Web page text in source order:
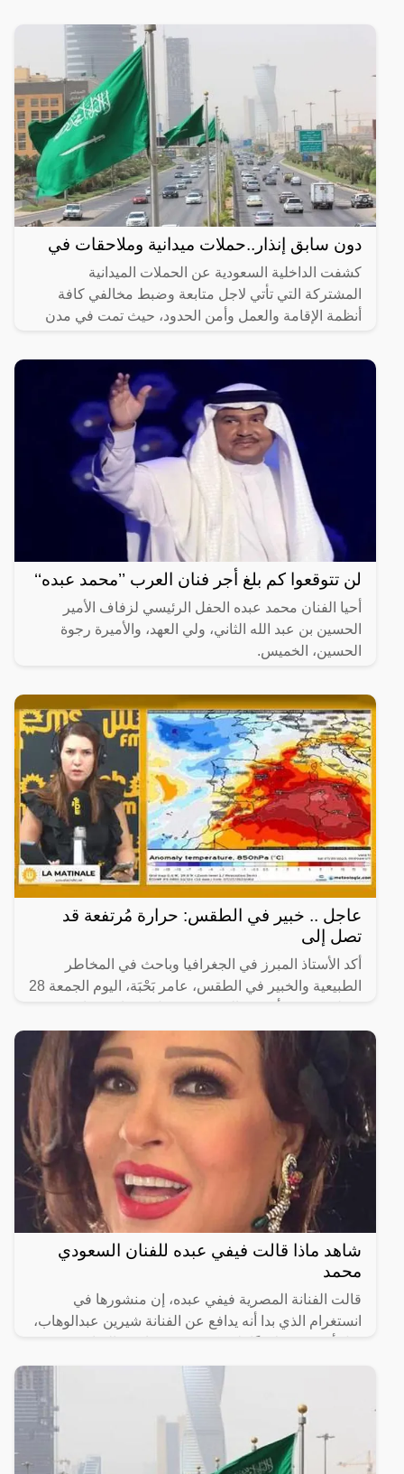
دون سابق إنذار..حملات ميدانية وملاحقات في
كشفت الداخلية السعودية عن الحملات الميدانية
المشتركة التي تأتي لاجل متابعة وضبط مخالفي كافة
أنظمة الإقامة والعمل وأمن الحدود، حيث تمت في مدن
لن تتوقعوا كم بلغ أجر فنان العرب ’’محمد عبده‘‘
أحيا الفنان محمد عبده الحفل الرئيسي لزفاف الأمير
الحسين بن عبد الله الثاني، ولي العهد، والأميرة رجوة
الحسين، الخميس.
عاجل .. خبير في الطقس: حرارة مُرتفعة قد
تصل إلى
أكد الأستاذ المبرز في الجغرافيا وباحث في المخاطر
الطبيعية والخبير في الطقس، عامر بَحْبَة، اليوم الجمعة 28
مرتفعة
شاهد ماذا قالت فيفي عبده للفنان السعودي
محمد
قالت الفنانة المصرية فيفي عبده، إن منشورها في
انستغرام الذي بدا أنه يدافع عن الفنانة شيرين عبدالوهاب،